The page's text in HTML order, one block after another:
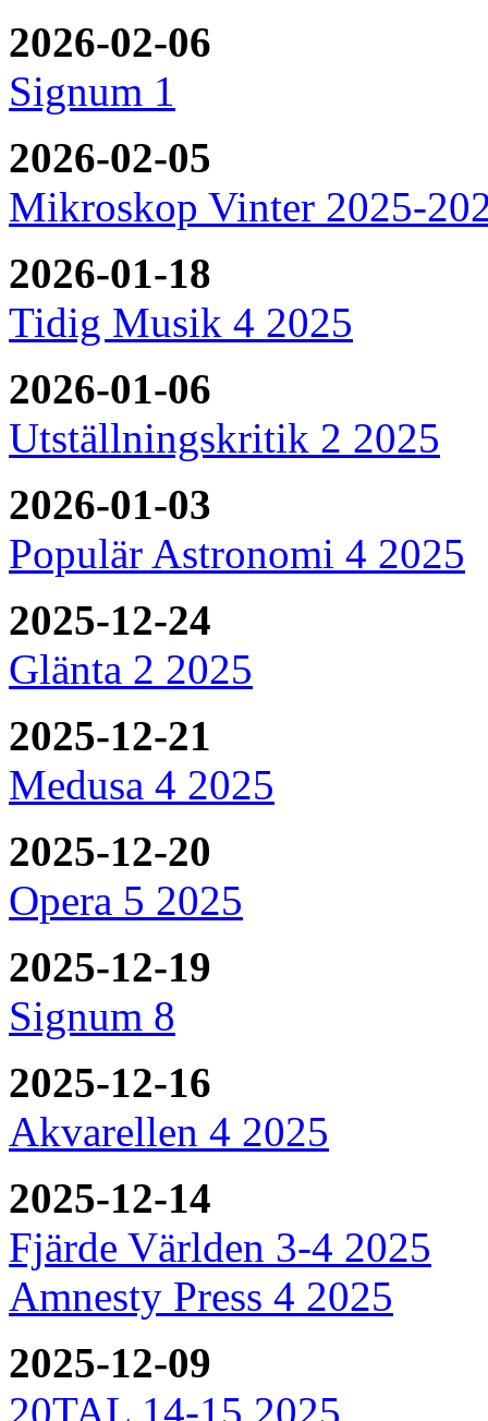
2026-02-06
Signum 1
2026-02-05
Mikroskop Vinter 2025-
2026-01-18
Tidig Musik 4 2025
2026-01-06
Utställningskritik 2 2025
2026-01-03
Populär Astronomi 4 2025
2025-12-24
Glänta 2 2025
2025-12-21
Medusa 4 2025
2025-12-20
Opera 5 2025
2025-12-19
Signum 8
2025-12-16
Akvarellen 4 2025
2025-12-14
Fjärde Världen 3-4 2025
Amnesty Press 4 2025
2025-12-09
20TAL 14-15 2025